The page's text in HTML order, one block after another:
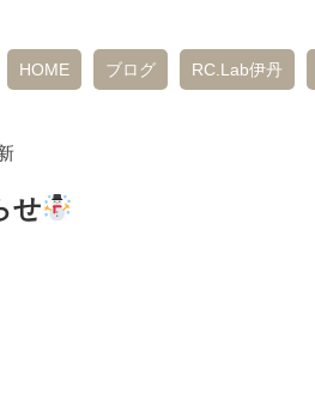
HOME ブログ RC.Lab伊丹
せ